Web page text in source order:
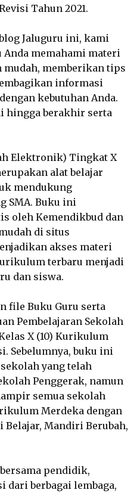
Tahun 2021.
Jaluguru ini, kami
memahami materi
mudah, memberikan tips
informasi
kebutuhan Anda.
hingga berakhir serta
Elektronik) Tingkat X
alat belajar
mendukung
SMA. Buku ini
oleh Kemendikbud dan
di situs
akses materi
terbaru menjadi
dan siswa.
file Buku Guru serta
Pembelajaran Sekolah
X (10) Kurikulum
Sebelumnya, buku ini
yang telah
Penggerak, namun
semua sekolah
Merdeka dengan
Mandiri Berubah,
pendidik,
dari berbagai lembaga,